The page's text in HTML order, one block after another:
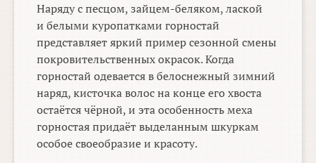
Наряду с песцом, зайцем-беляком, лаской
и белыми куропатками горностай
представляет яркий пример сезонной смены
покровительственных окрасок. Когда
горностай одевается в белоснежный зимний
наряд, кисточка волос на конце его хвоста
остаётся чёрной, и эта особенность меха
горностая придаёт выделанным шкуркам
особое своеобразие и красоту.